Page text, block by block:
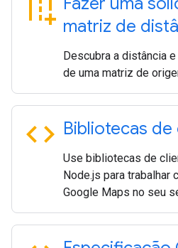
add_road matriz de
Descubra a distância
de uma matriz de
code Bibliotecas de
Use bibliotecas de
Node.js para
Google Maps no seu